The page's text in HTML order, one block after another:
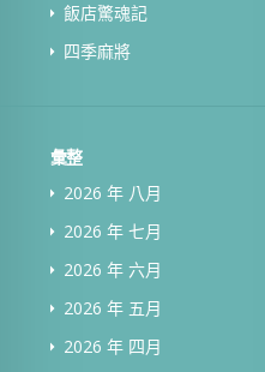
飯店驚魂記
四季麻將
彙整
2026 年 八月
2026 年 七月
2026 年 六月
2026 年 五月
2026 年 四月